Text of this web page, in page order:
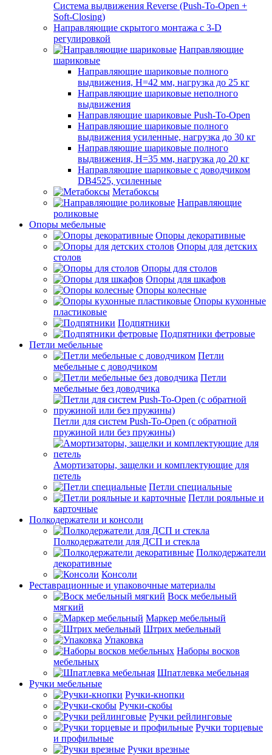
Система выдвижения Reverse (Push-To-Open +
Soft-Closing)
Направляющие скрытого монтажа с 3-D
регулировкой
Направляющие
шариковые
Направляющие шариковые полного
выдвижения, H=42 мм, нагрузка до 25 кг
Направляющие шариковые неполного
выдвижения
Направляющие шариковые Push-To-Open
Направляющие шариковые полного
выдвижения усиленные, нагрузка до 30 кг
Направляющие шариковые полного
выдвижения, H=35 мм, нагрузка до 20 кг
Направляющие шариковые с доводчиком
DB4525, усиленные
Метабоксы
Направляющие
роликовые
Опоры мебельные
Опоры декоративные
Опоры для детских
столов
Опоры для столов
Опоры для шкафов
Опоры колесные
Опоры кухонные
пластиковые
Подпятники
Подпятники фетровые
Петли мебельные
Петли
мебельные с доводчиком
Петли
мебельные без доводчика
Петли для систем Push-To-Open (с обратной
пружиной или без пружины)
Амортизаторы, защелки и комплектующие для
петель
Петли специальные
Петли рояльные и
карточные
Полкодержатели и консоли
Полкодержатели для ДСП и стекла
Полкодержатели
декоративные
Консоли
Реставрационные и упаковочные материалы
Воск мебельный
мягкий
Маркер мебельный
Штрих мебельный
Упаковка
Наборы восков
мебельных
Шпатлевка мебельная
Ручки мебельные
Ручки-кнопки
Ручки-скобы
Ручки рейлинговые
Ручки торцевые
и профильные
Ручки врезные